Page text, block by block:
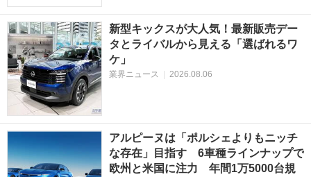
新型キックスが大人気！最新販売デー
タとライバルから見える「選ばれるワ
ケ」
業界ニュース | 2026.08.06
アルピーヌは「ポルシェよりもニッチ
な存在」目指す 6車種ラインナップで
欧州と米国に注力 年間1万5000台規